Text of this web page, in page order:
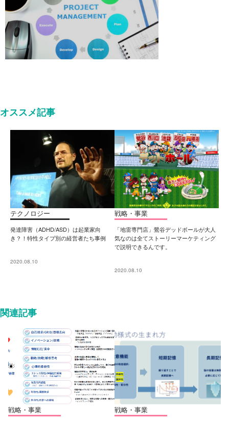
オススメ記事
テクノロジー
発達障害（ADHD/ASD）は起業家向
き？！特性タイプ別の経営者たち事例
2020.08.10
戦略・事業
「地雷専門店」鶯谷デッドボールが大人
気なのは全てストーリーマーケティング
で説明できるんです。
2020.08.10
関連記事
戦略・事業 戦略・事業